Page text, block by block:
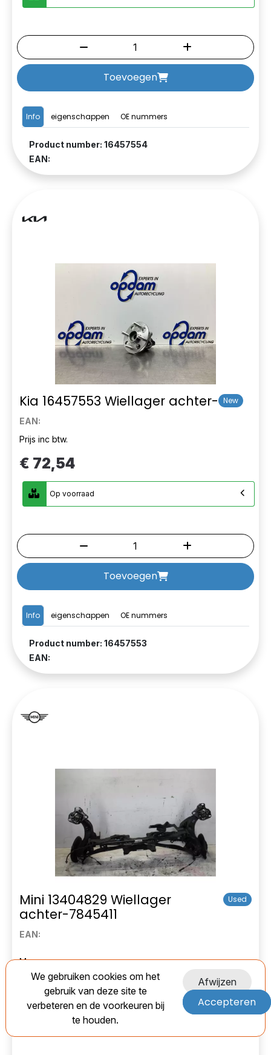
Info eigenschappen OE nummers
Product number: 16457554
EAN:
Toevoegen
Kia 16457553 Wiellager achter- New
EAN:
Info eigenschappen OE nummers
Product number: 16457553
EAN:
Prijs inc btw.
€ 72,54
Op voorraad
Toevoegen
Mini 13404829 Wiellager
achter-7845411
Used
EAN:
Marge
€ 85,00
Op voorraad
We gebruiken cookies om het
gebruik van deze site te
verbeteren en de voorkeuren bij
te houden.
Afwijzen
Accepteren